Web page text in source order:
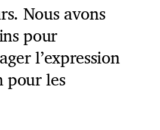
Nous avons
pour
l’expression
les